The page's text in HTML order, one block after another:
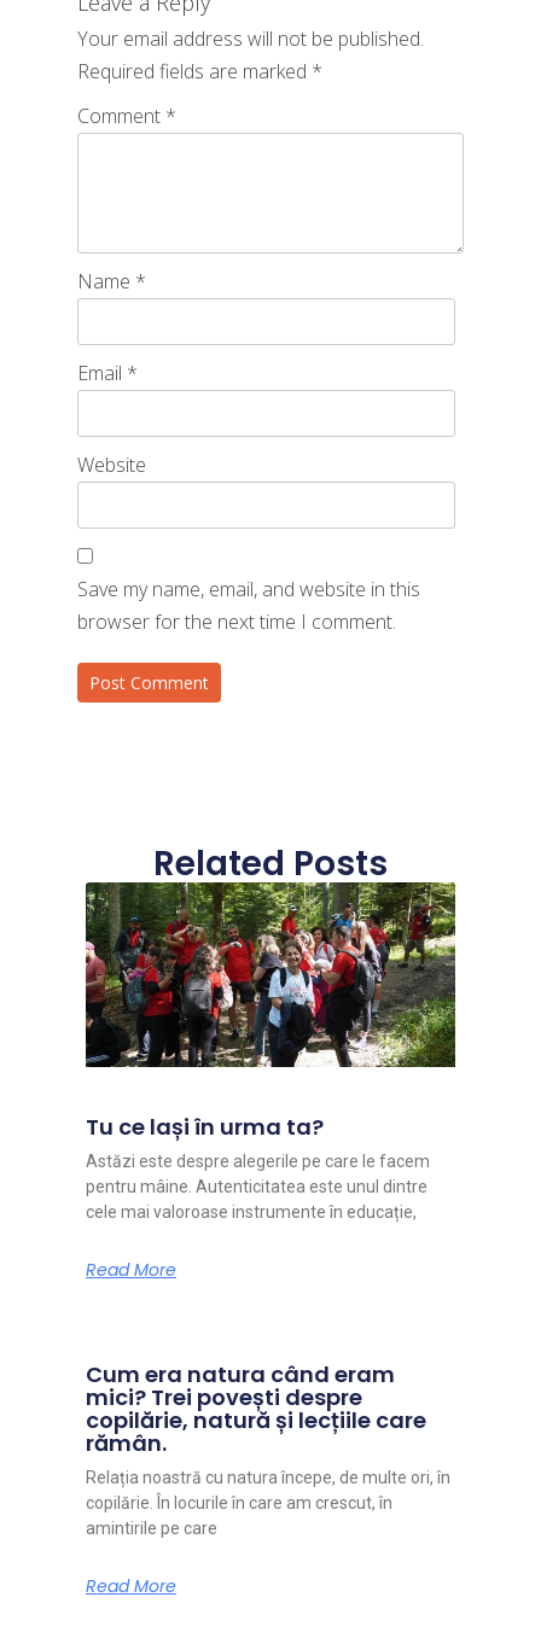
Your email address will not be published.
Required fields are marked *
Comment *
Name *
Email *
Website
Save my name, email, and website in this
browser for the next time I comment.
Related Posts
Tu ce lași în urma ta?
Astăzi este despre alegerile pe care le facem
pentru mâine. Autenticitatea este unul dintre
cele mai valoroase instrumente în educație,
Read More
Cum era natura când eram
mici? Trei povești despre
copilărie, natură și lecțiile care
rămân.
Relația noastră cu natura începe, de multe ori, în
copilărie. În locurile în care am crescut, în
amintirile pe care
Read More